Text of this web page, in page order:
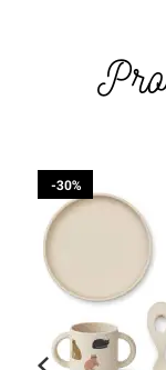
-30%